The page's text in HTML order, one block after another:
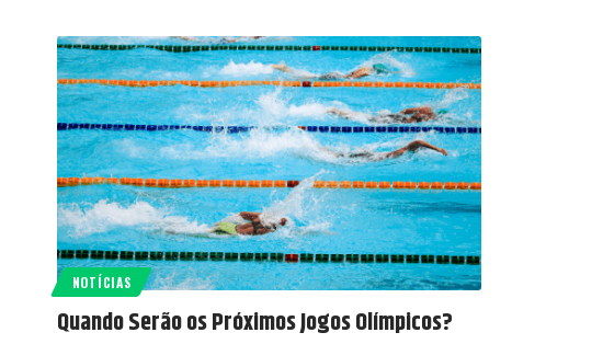
NOTÍCIAS
Quando Serão os Próximos Jogos Olímpicos?